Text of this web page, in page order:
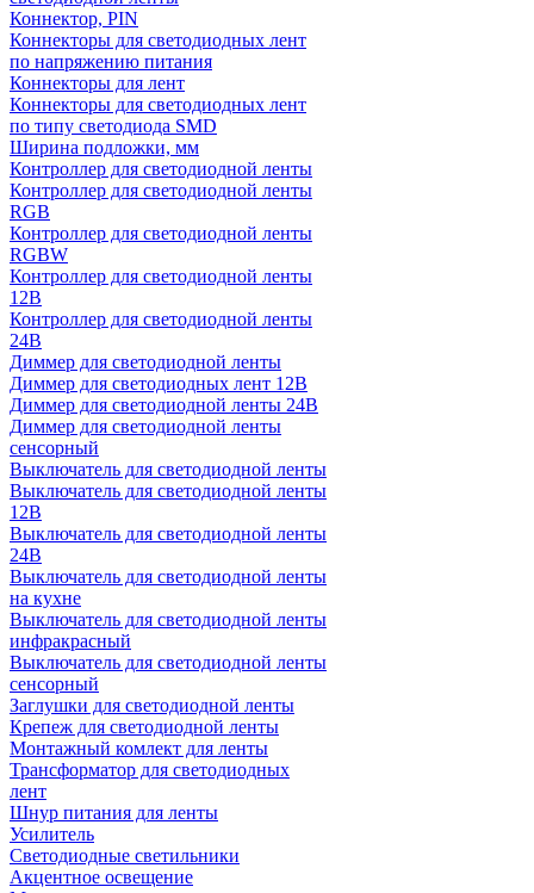
Коннектор, PIN
Коннекторы для светодиодных лент
по напряжению питания
Коннекторы для лент
Коннекторы для светодиодных лент
по типу светодиода SMD
Ширина подложки, мм
Контроллер для светодиодной ленты
Контроллер для светодиодной ленты
RGB
Контроллер для светодиодной ленты
RGBW
Контроллер для светодиодной ленты
12В
Контроллер для светодиодной ленты
24В
Диммер для светодиодной ленты
Диммер для светодиодных лент 12В
Диммер для светодиодной ленты 24В
Диммер для светодиодной ленты
сенсорный
Выключатель для светодиодной ленты
Выключатель для светодиодной ленты
12В
Выключатель для светодиодной ленты
24В
Выключатель для светодиодной ленты
на кухне
Выключатель для светодиодной ленты
инфракрасный
Выключатель для светодиодной ленты
сенсорный
Заглушки для светодиодной ленты
Крепеж для светодиодной ленты
Монтажный комлект для ленты
Трансформатор для светодиодных
лент
Шнур питания для ленты
Усилитель
Светодиодные светильники
Акцентное освещение